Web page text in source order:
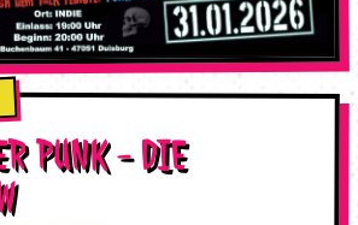
PUNK - DIE